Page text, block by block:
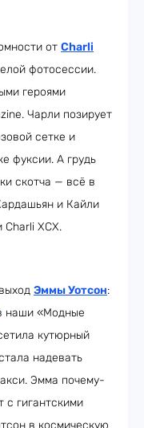
от Charli
фотосессии.
героями
Чарли позирует
сетке и
фуксии. А грудь
скотча — всё в
и Кайли
XCX.
Эммы Уотсон:
наши «Модные
кутюрный
надевать
Эмма почему-
с гигантскими
в космическую